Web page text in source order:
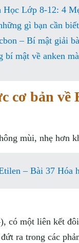
Học Lớp 8-12: 4
gì bạn cần biết
– Bí mật giải
bí mật về anken
cơ bản về
mùi, nhẹ hơn
– Bài 37 Hóa
có một liên kết
ra trong các